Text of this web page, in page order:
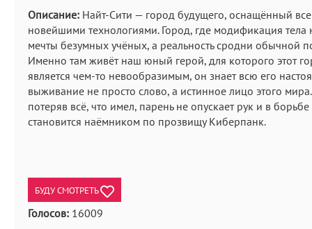
Описание: Найт-Сити — город будущего, оснащённый
новейшими технологиями. Город, где модификация тела
мечты безумных учёных, а реальность сродни обычной
Именно там живёт наш юный герой, для которого этот
является чем-то невообразимым, он знает всю его
выживание не просто слово, а истинное лицо этого
потеряв всё, что имел, парень не опускает рук и в
становится наёмником по прозвищу Киберпанк.
БУДУ СМОТРЕТЬ
Голосов: 16009